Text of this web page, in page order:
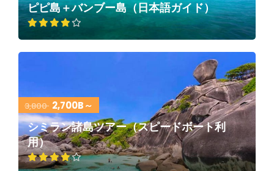
ピピ島＋バンブー島（日本語ガイド）
3,800 2,700B～
シミラン諸島ツアー（スピードボート利
用）